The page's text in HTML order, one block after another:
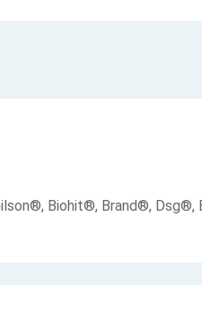
Biohit®, Brand®,